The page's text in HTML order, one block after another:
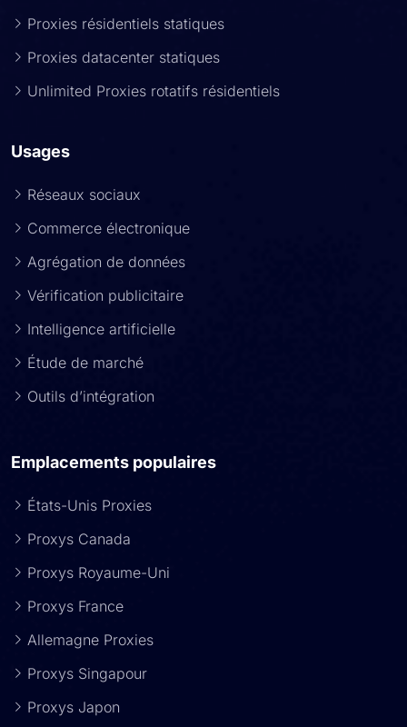
Proxies résidentiels statiques
Proxies datacenter statiques
Unlimited Proxies rotatifs résidentiels
Usages
Réseaux sociaux
Commerce électronique
Agrégation de données
Vérification publicitaire
Intelligence artificielle
Étude de marché
Outils d’intégration
Emplacements populaires
États-Unis Proxies
Proxys Canada
Proxys Royaume-Uni
Proxys France
Allemagne Proxies
Proxys Singapour
Proxys Japon